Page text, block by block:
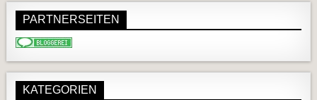
PARTNERSEITEN
KATEGORIEN